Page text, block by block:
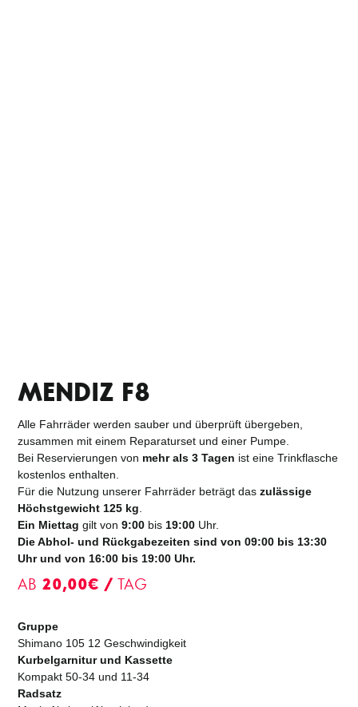
MENDIZ F8
Alle Fahrräder werden sauber und überprüft übergeben,
zusammen mit einem Reparaturset und einer Pumpe.
Bei Reservierungen von mehr als 3 Tagen ist eine Trinkflasche
kostenlos enthalten.
Für die Nutzung unserer Fahrräder beträgt daszulässige
Höchstgewicht 125 kg.
Ein Miettag gilt von9:00 bis19:00 Uhr.
Die Abhol- und Rückgabezeiten sind von 09:00 bis 13:30
Uhr und von 16:00 bis 19:00 Uhr.
AB 20,00€ /TAG
Gruppe
Shimano 105 12 Geschwindigkeit
Kurbelgarnitur und Kassette
Kompakt 50-34 und 11-34
Radsatz